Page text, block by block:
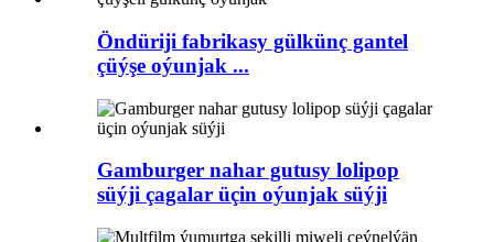
Öndüriji fabrikasy gülkünç gantel
çüýşe oýunjak ...
Gamburger nahar gutusy lolipop
süýji çagalar üçin oýunjak süýji